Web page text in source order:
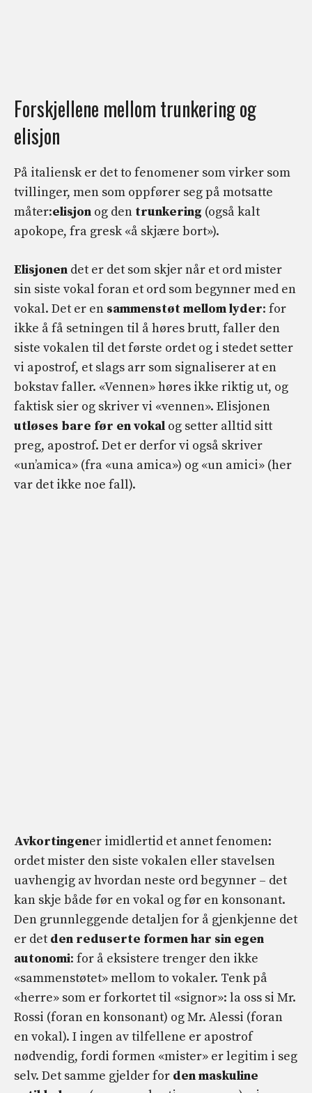
Forskjellene mellom trunkering og
elisjon
På italiensk er det to fenomener som virker som
tvillinger, men som oppfører seg på motsatte
måter:elisjon og den trunkering (også kalt
apokope, fra gresk «å skjære bort»).
Elisjonen det er det som skjer når et ord mister
sin siste vokal foran et ord som begynner med en
vokal. Det er en sammenstøt mellom lyder: for
ikke å få setningen til å høres brutt, faller den
siste vokalen til det første ordet og i stedet setter
vi apostrof, et slags arr som signaliserer at en
bokstav faller. «Vennen» høres ikke riktig ut, og
faktisk sier og skriver vi «vennen». Elisjonen
utløses bare før en vokal og setter alltid sitt
preg, apostrof. Det er derfor vi også skriver
«un’amica» (fra «una amica») og «un amici» (her
var det ikke noe fall).
Avkortingener imidlertid et annet fenomen:
ordet mister den siste vokalen eller stavelsen
uavhengig av hvordan neste ord begynner – det
kan skje både før en vokal og før en konsonant.
Den grunnleggende detaljen for å gjenkjenne det
er det den reduserte formen har sin egen
autonomi: for å eksistere trenger den ikke
«sammenstøtet» mellom to vokaler. Tenk på
«herre» som er forkortet til «signor»: la oss si Mr.
Rossi (foran en konsonant) og Mr. Alessi (foran
en vokal). I ingen av tilfellene er apostrof
nødvendig, fordi formen «mister» er legitim i seg
selv. Det samme gjelder for den maskuline